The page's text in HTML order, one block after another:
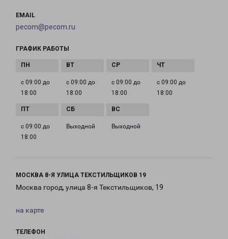
EMAIL
pecom@pecom.ru
ГРАФИК РАБОТЫ
с 09:00 до
18:00
с 09:00 до
18:00
с 09:00 до
18:00
с 09:00 до
18:00
с 09:00 до
18:00
Выходной Выходной
МОСКВА 8-Я УЛИЦА ТЕКСТИЛЬЩИКОВ 19
Москва город, улица 8-я Текстильщиков, 19
на карте
ТЕЛЕФОН